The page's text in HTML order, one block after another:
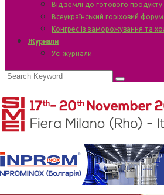
Від землі до готового продукту
Всеукраїнський горіховий форум
Конгрес із заморожування та
Журнали
Усі журнали